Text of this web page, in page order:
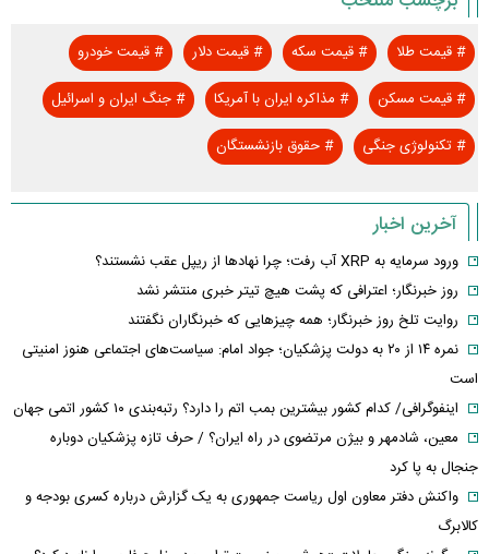
#قیمت طلا #قیمت سکه #قیمت دلار #قیمت خودرو
#قیمت مسکن # مذاکره ایران با آمریکا #جنگ ایران و اسرائیل
#تکنولوژی جنگی #حقوق بازنشستگان
آخرین اخبار
ورود سرمایه به XRP آب رفت؛ چرا نهادها از ریپل عقب نشستند؟
روز خبرنگار؛ اعترافی که پشت هیچ تیتر خبری منتشر نشد
روایت تلخ روز خبرنگار؛ همه چیزهایی که خبرنگاران نگفتند
نمره ۱۴ از ۲۰ به دولت پزشکیان؛ جواد امام: سیاست‌های اجتماعی هنوز امنیتی
است
اینفوگرافی/ کدام کشور بیشترین بمب اتم را دارد؟ رتبه‌بندی ۱۰ کشور اتمی جهان
معین، شادمهر و بیژن مرتضوی در راه ایران؟ / حرف تازه پزشکیان دوباره
جنجال به پا کرد
واکنش دفتر معاون اول ریاست جمهوری به یک گزارش درباره کسری بودجه و
کالابرگ